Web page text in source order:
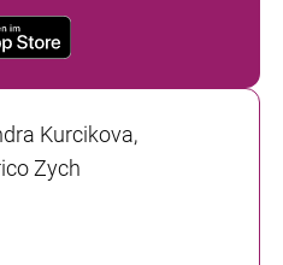
Kurcikova,
Zych